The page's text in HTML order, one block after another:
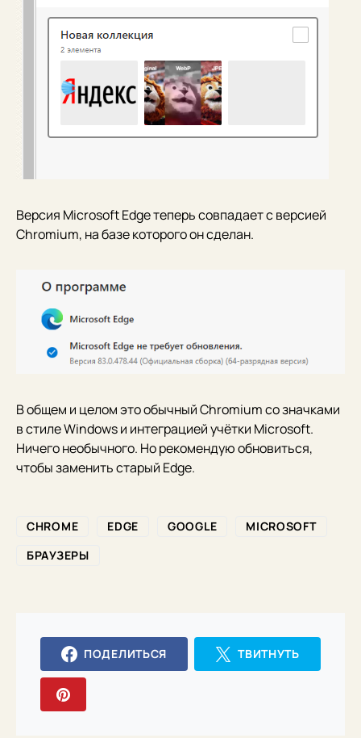
Версия Microsoft Edge теперь совпадает с версией
Chromium, на базе которого он сделан.
В общем и целом это обычный Chromium со значками
в стиле Windows и интеграцией учётки Microsoft.
Ничего необычного. Но рекомендую обновиться,
чтобы заменить старый Edge.
CHROME EDGE GOOGLE
MICROSOFT
БРАУЗЕРЫ
ПОДЕЛИТЬСЯ ТВИТНУТЬ